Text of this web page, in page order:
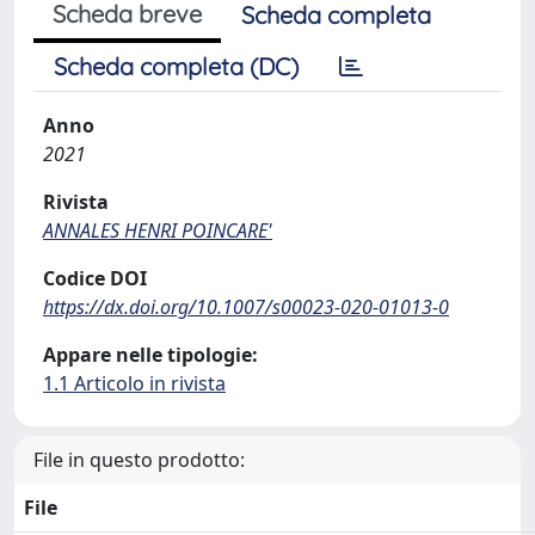
Scheda breve
Scheda completa
Scheda completa (DC)
Anno
2021
Rivista
ANNALES HENRI POINCARE'
Codice DOI
https://dx.doi.org/10.1007/s00023-020-01013-0
Appare nelle tipologie:
1.1 Articolo in rivista
File in questo prodotto:
File